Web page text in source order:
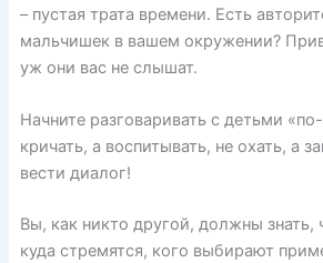
– пустая трата времени. Есть
мальчишек в вашем окружении?
уж они вас не слышат.
Начните разговаривать с детьми
кричать, а воспитывать, не охать, а
вести диалог!
Вы, как никто другой, должны знать,
куда стремятся, кого выбирают